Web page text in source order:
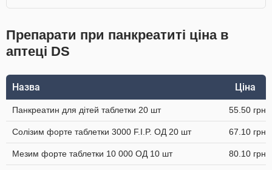
Препарати при панкреатиті ціна в
аптеці DS
Назва Ціна
Панкреатин для дітей таблетки 20 шт 55.50 грн
Солізим форте таблетки 3000 F.I.P. ОД 20 шт 67.10 грн
Мезим форте таблетки 10 000 ОД 10 шт 80.10 грн